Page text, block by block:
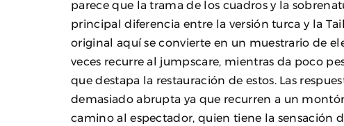
parece que la trama de los cuadros y la
principal diferencia entre la versión turca y la
original aquí se convierte en un muestrario de
veces recurre al jumpscare, mientras da poco
que destapa la restauración de estos. Las
demasiado abrupta ya que recurren a un
camino al espectador, quien tiene la sensación